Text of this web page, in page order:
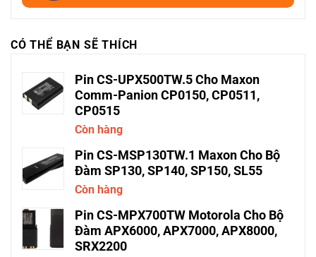
CÓ THỂ BẠN SẼ THÍCH
Pin CS-UPX500TW.5 Cho Maxon
Comm-Panion CP0150, CP0511,
CP0515
Còn hàng
Pin CS-MSP130TW.1 Maxon Cho Bộ
Đàm SP130, SP140, SP150, SL55
Còn hàng
Pin CS-MPX700TW Motorola Cho Bộ
Đàm APX6000, APX7000, APX8000,
SRX2200